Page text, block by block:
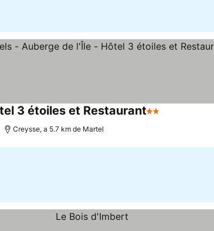
3 étoiles et Restaurant2 Estrelas
Creysse, a 5.7 km de Martel